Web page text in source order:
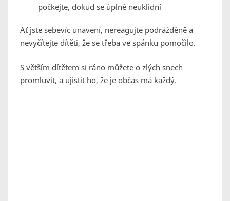
počkejte, dokud se úplně neuklidní
Ať jste sebevíc unavení, nereagujte podrážděně a
nevyčítejte dítěti, že se třeba ve spánku pomočilo.
S větším dítětem si ráno můžete o zlých snech
promluvit, a ujistit ho, že je občas má každý.